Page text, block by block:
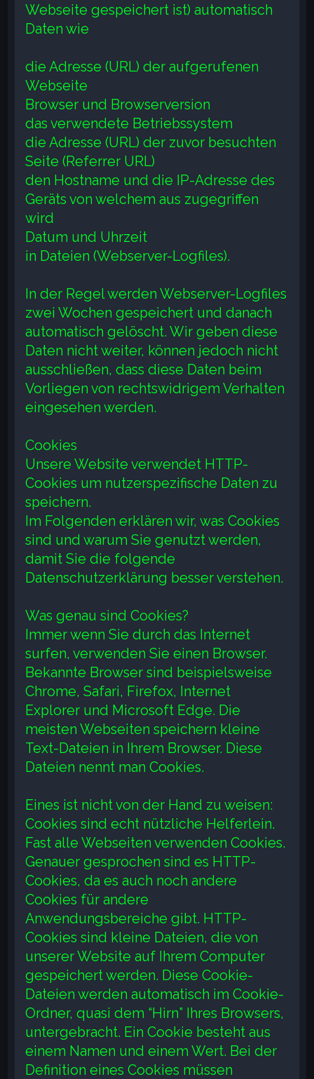
Webseite gespeichert ist) automatisch
Daten wie
die Adresse (URL) der aufgerufenen
Webseite
Browser und Browserversion
das verwendete Betriebssystem
die Adresse (URL) der zuvor besuchten
Seite (Referrer URL)
den Hostname und die IP-Adresse des
Geräts von welchem aus zugegriffen
wird
Datum und Uhrzeit
in Dateien (Webserver-Logfiles).
In der Regel werden Webserver-Logfiles
zwei Wochen gespeichert und danach
automatisch gelöscht. Wir geben diese
Daten nicht weiter, können jedoch nicht
ausschließen, dass diese Daten beim
Vorliegen von rechtswidrigem Verhalten
eingesehen werden.
Cookies
Unsere Website verwendet HTTP-
Cookies um nutzerspezifische Daten zu
speichern.
Im Folgenden erklären wir, was Cookies
sind und warum Sie genutzt werden,
damit Sie die folgende
Datenschutzerklärung besser verstehen.
Was genau sind Cookies?
Immer wenn Sie durch das Internet
surfen, verwenden Sie einen Browser.
Bekannte Browser sind beispielsweise
Chrome, Safari, Firefox, Internet
Explorer und Microsoft Edge. Die
meisten Webseiten speichern kleine
Text-Dateien in Ihrem Browser. Diese
Dateien nennt man Cookies.
Eines ist nicht von der Hand zu weisen:
Cookies sind echt nützliche Helferlein.
Fast alle Webseiten verwenden Cookies.
Genauer gesprochen sind es HTTP-
Cookies, da es auch noch andere
Cookies für andere
Anwendungsbereiche gibt. HTTP-
Cookies sind kleine Dateien, die von
unserer Website auf Ihrem Computer
gespeichert werden. Diese Cookie-
Dateien werden automatisch im Cookie-
Ordner, quasi dem “Hirn” Ihres Browsers,
untergebracht. Ein Cookie besteht aus
einem Namen und einem Wert. Bei der
Definition eines Cookies müssen